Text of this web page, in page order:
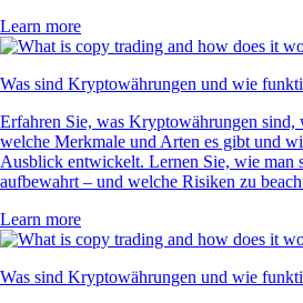
Learn more
Was sind Kryptowährungen und wie
Erfahren Sie, was Kryptowährungen sind,
welche Merkmale und Arten es gibt und
Ausblick entwickelt. Lernen Sie, wie man
aufbewahrt – und welche Risiken zu
Learn more
Was sind Kryptowährungen und wie